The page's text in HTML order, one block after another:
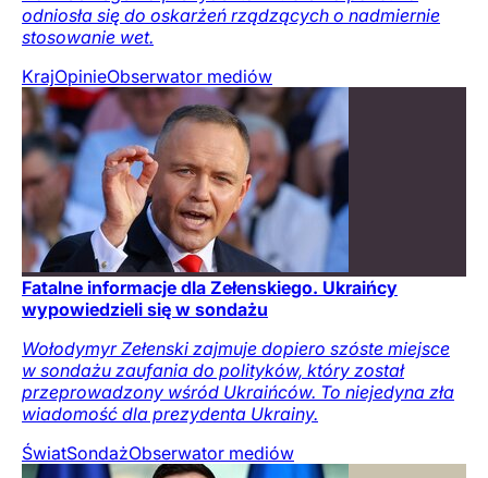
odniosła się do oskarżeń rządzących o nadmiernie
stosowanie wet.
KrajOpinieObserwator mediów
Fatalne informacje dla Zełenskiego. Ukraińcy
wypowiedzieli się w sondażu
Wołodymyr Zełenski zajmuje dopiero szóste miejsce
w sondażu zaufania do polityków, który został
przeprowadzony wśród Ukraińców. To niejedyna zła
wiadomość dla prezydenta Ukrainy.
ŚwiatSondażObserwator mediów